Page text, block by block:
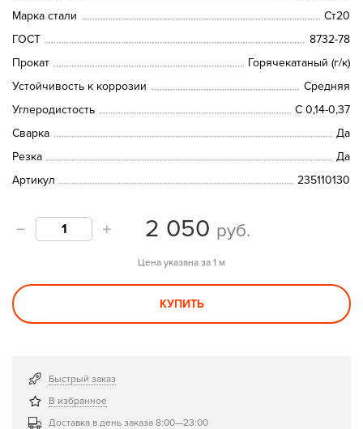
Марка стали
Ст20
ГОСТ
8732-78
Прокат
Горячекатаный (г/к)
Устойчивость к коррозии
Средняя
Углеродистость
С 0,14-0,37
Сварка
Да
Резка
Да
Артикул
235110130
2 050 руб.
Цена указана за 1 м
КУПИТЬ
Быстрый заказ
В избранное
Доставка в день заказа 8:00—23:00